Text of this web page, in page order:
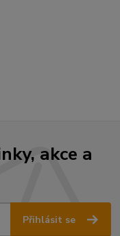
akce a
Přihlásit se